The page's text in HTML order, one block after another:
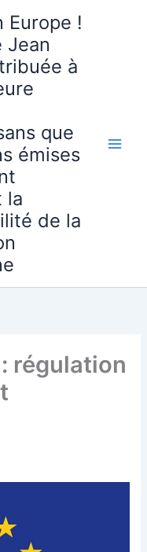
Europe !
Jean
à
que
émises
la
de la
régulation